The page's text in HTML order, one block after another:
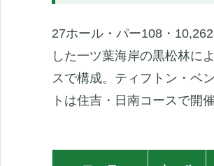
27ホール・パー108・
した一ツ葉海岸の黒松林に
スで構成。ティフトン・ベ
トは住吉・日南コースで開催